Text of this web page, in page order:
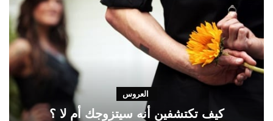
العروس
كيف تكتشفين أنه سيتزوجك أم لا ؟